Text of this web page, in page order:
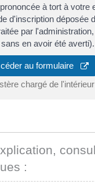
à tort à votre
d'inscription déposée
par
en avoir été averti).
au formulaire
chargé de l'intérieur
: